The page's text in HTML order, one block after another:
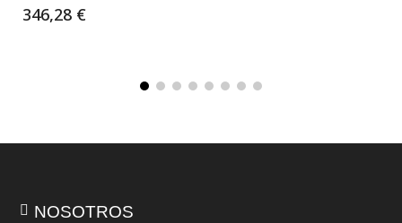
346,28 €
NOSOTROS